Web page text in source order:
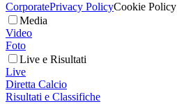
CorporatePrivacy PolicyCookie Policy
Media
Video
Foto
Live e Risultati
Live
Diretta Calcio
Risultati e Classifiche